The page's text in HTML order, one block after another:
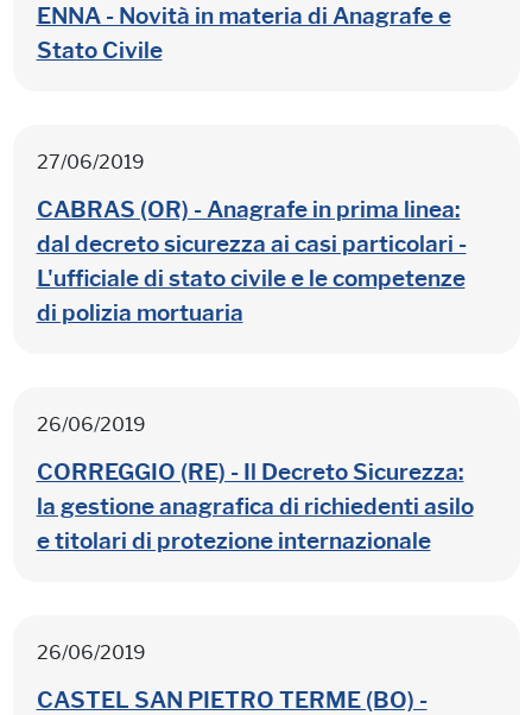
ENNA - Novità in materia di Anagrafe e
Stato Civile
27/06/2019
CABRAS (OR) - Anagrafe in prima linea:
dal decreto sicurezza ai casi particolari -
L'ufficiale di stato civile e le competenze
di polizia mortuaria
26/06/2019
CORREGGIO (RE) - Il Decreto Sicurezza:
la gestione anagrafica di richiedenti asilo
e titolari di protezione internazionale
26/06/2019
CASTEL SAN PIETRO TERME (BO) -